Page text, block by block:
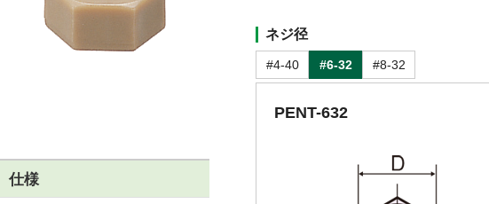
仕様
ネジ径
#4-40 #6-32 #8-32
PENT-632